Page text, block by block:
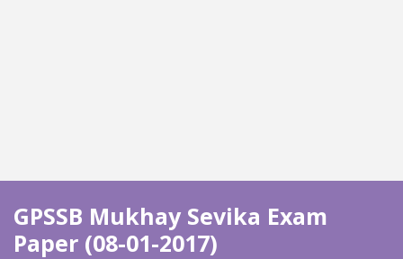
GPSSB Mukhay Sevika Exam
Paper (08-01-2017)